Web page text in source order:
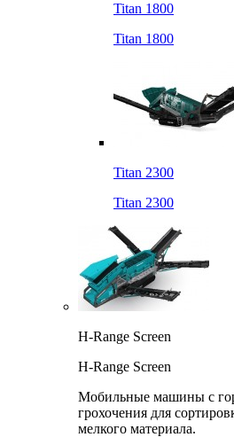
Titan 1800
Titan 1800
Titan 2300
Titan 2300
H-Range Screen
H-Range Screen
Мобильные машины с
грохочения для
мелкого материала.